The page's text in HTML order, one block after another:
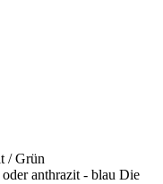
/ Grün
anthrazit - blau Die